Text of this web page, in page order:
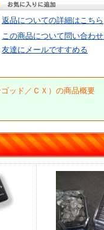
返品についての詳細はこちら
この商品について問い合わ
友達にメールですすめる
ッド／ＣＸ）の商品概要